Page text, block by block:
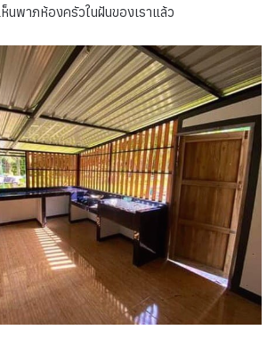
ห็นพาภห้องครัวในฝันของเราแล้ว